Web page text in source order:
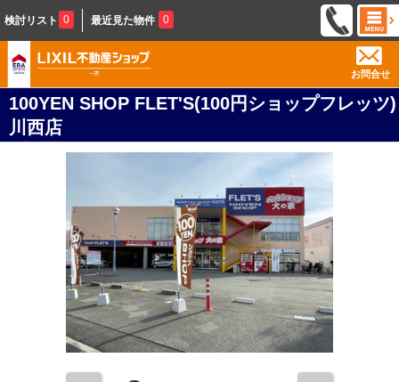
検討リスト 0 最近見た物件 0
お問合せ
100YEN SHOP FLET'S(100円ショップフレッツ)
川西店